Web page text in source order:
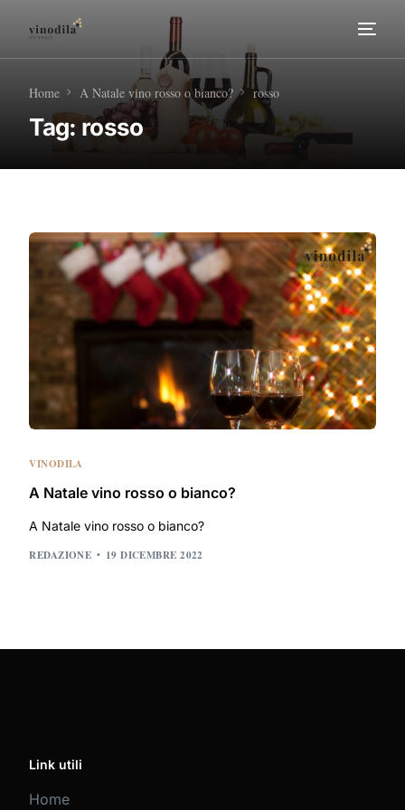
Home A Natale vino rosso o bianco? rosso
Tag: rosso
VINODILA
A Natale vino rosso o bianco?
A Natale vino rosso o bianco?
REDAZIONE 19 DICEMBRE 2022
Link utili
Home
Home
Tour Enogastronomici